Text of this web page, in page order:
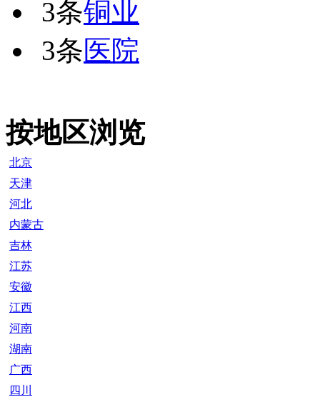
3条铜业
3条医院
按地区浏览
北京
天津
河北
内蒙古
吉林
江苏
安徽
江西
河南
湖南
广西
四川